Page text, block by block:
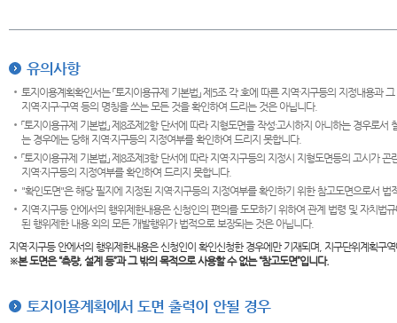
유의사항
토지이용계획확인서는 「토지이용규제 기본법」 제5조 각 호에 따른 지역·지구등의 지정내용
지역·지구·구역 등의 명칭을 쓰는 모든 것을 확인하여 드리는 것은 아닙니다.
「토지이용규제 기본법」 제8조제2항 단서에 따라 지형도면을 작성·고시하지 아니하는 경우로
는 경우에는 당해 지역·지구등의 지정여부를 확인하여 드리지 못합니다.
「토지이용규제 기본법」 제8조제3항 단서에 따라 지역·지구등의 지정시 지형도면등의 고시가
지역·지구등의 지정여부를 확인하여 드리지 못합니다.
"확인도면"은 해당 필지에 지정된 지역·지구등의 지정여부를 확인하기 위한 참고도면으로서
지역·지구등 안에서의 행위제한내용은 신청인의 편의를 도모하기 위하여 관계 법령 및 자치
된 행위제한 내용 외의 모든 개발행위가 법적으로 보장되는 것은 아닙니다.
지역·지구등 안에서의 행위제한내용은 신청인이 확인신청한 경우에만 기재되며, 지구단위계획
※본 도면은“측량, 설계 등”과 그 밖의 목적으로 사용할 수 없는 “참고도면”입니다.
토지이용계획에서 도면 출력이 안될 경우